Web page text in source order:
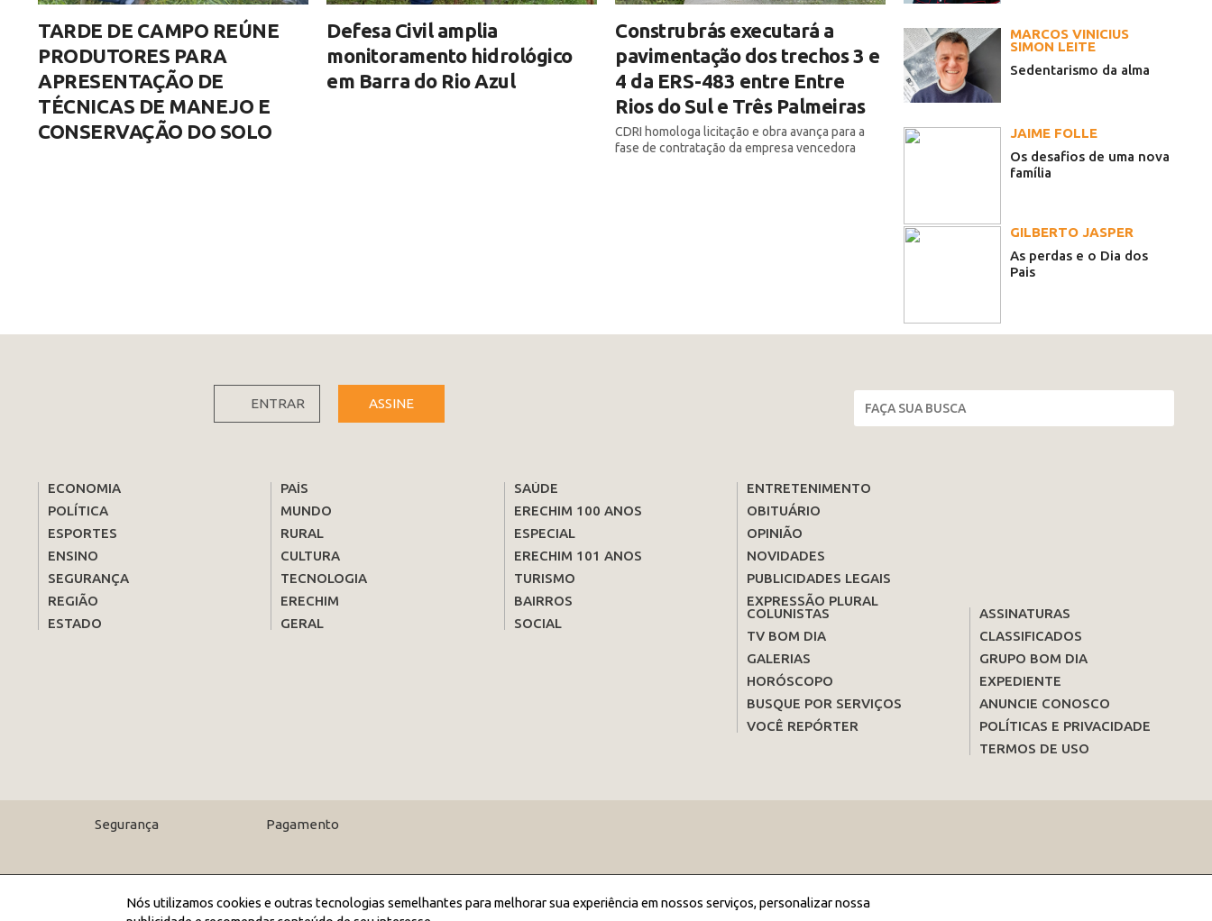
TARDE DE CAMPO REÚNE
PRODUTORES PARA
APRESENTAÇÃO DE
TÉCNICAS DE MANEJO E
CONSERVAÇÃO DO SOLO
Defesa Civil amplia
monitoramento hidrológico
em Barra do Rio Azul
Construbrás executará a
pavimentação dos trechos 3 e
4 da ERS-483 entre Entre
Rios do Sul e Três Palmeiras
CDRI homologa licitação e obra avança para a
fase de contratação da empresa vencedora
MARCOS VINICIUS
SIMON LEITE
Sedentarismo da alma
JAIME FOLLE
Os desafios de uma nova
família
GILBERTO JASPER
As perdas e o Dia dos
Pais
ENTRAR ASSINE
ECONOMIA
POLÍTICA
ESPORTES
ENSINO
SEGURANÇA
REGIÃO
ESTADO
PAÍS
MUNDO
RURAL
CULTURA
TECNOLOGIA
ERECHIM
GERAL
SAÚDE
ERECHIM 100 ANOS
ESPECIAL
ERECHIM 101 ANOS
TURISMO
BAIRROS
SOCIAL
ENTRETENIMENTO
OBITUÁRIO
OPINIÃO
NOVIDADES
PUBLICIDADES LEGAIS
EXPRESSÃO PLURAL
COLUNISTAS
TV BOM DIA
GALERIAS
HORÓSCOPO
BUSQUE POR SERVIÇOS
VOCÊ REPÓRTER
ASSINATURAS
CLASSIFICADOS
GRUPO BOM DIA
EXPEDIENTE
ANUNCIE CONOSCO
POLÍTICAS E PRIVACIDADE
TERMOS DE USO
Segurança Pagamento
Nós utilizamos cookies e outras tecnologias semelhantes para melhorar sua experiência em nossos serviços, personalizar nossa